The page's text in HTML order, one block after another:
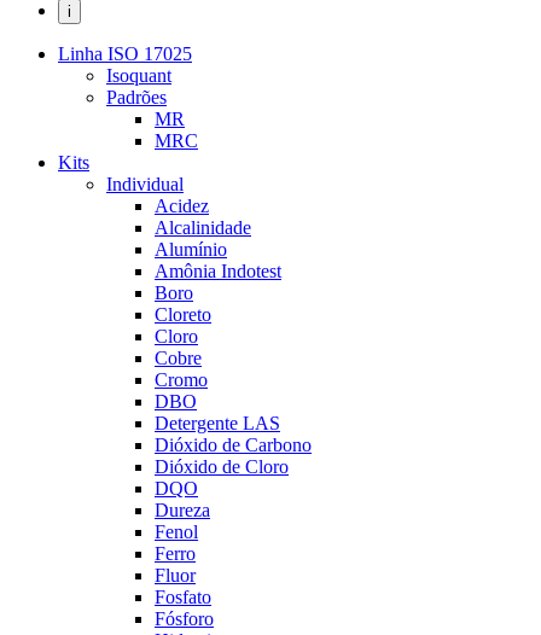
Linha ISO 17025
Isoquant
Padrões
MR
MRC
Kits
Individual
Acidez
Alcalinidade
Alumínio
Amônia Indotest
Boro
Cloreto
Cloro
Cobre
Cromo
DBO
Detergente LAS
Dióxido de Carbono
Dióxido de Cloro
DQO
Dureza
Fenol
Ferro
Fluor
Fosfato
Fósforo